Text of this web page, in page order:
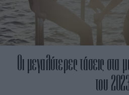
Οι μεγαλύτερες τάσεις στα
του